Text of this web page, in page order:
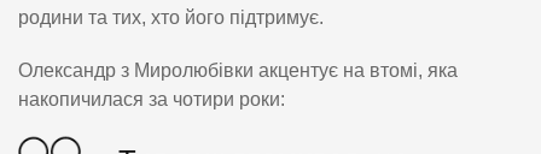
родини та тих, хто його підтримує.
Олександр з Миролюбівки акцентує на втомі, яка
накопичилася за чотири роки: